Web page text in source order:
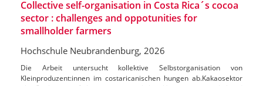
Collective self-organisation in Costa Rica´s cocoa
sector : challenges and oppotunities for
smallholder farmers
Hochschule Neubrandenburg, 2026
Die Arbeit untersucht kollektive Selbstorganisation von
Kleinproduzent:innen im costaricanischen hungen ab.Kakaosektor